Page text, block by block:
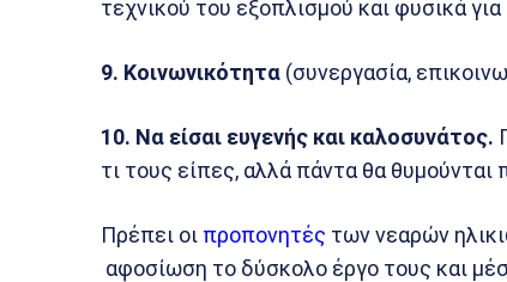
τεχνικού του εξοπλισμού και φυσικά
9. Κοινωνικότητα (συνεργασία,
10. Να είσαι ευγενής και καλοσυνάτος.
τι τους είπες, αλλά πάντα θα
Πρέπει οι προπονητές των νεαρών
αφοσίωση το δύσκολο έργο τους και